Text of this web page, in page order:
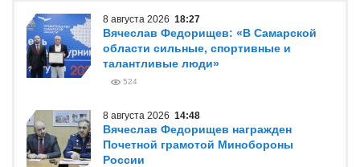
8 августа 2026 18:27
Вячеслав Федорищев: «В Самарской
области сильные, спортивные и
талантливые люди»
524
8 августа 2026 14:48
Вячеслав Федорищев награжден
Почетной грамотой Минобороны
России